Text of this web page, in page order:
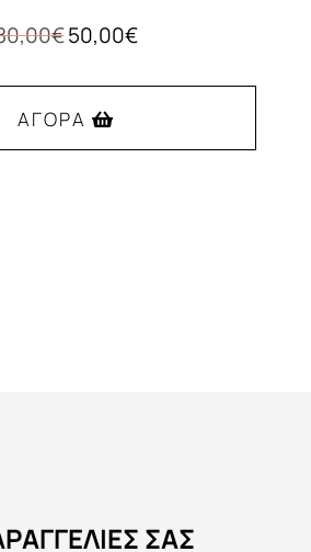
€ Original
was:
80,00€.
50,00€Η
τιμή
ΑΓΟΡΆ
ΣΑΣ